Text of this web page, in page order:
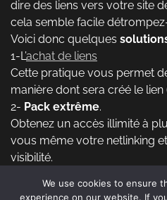
dire des liens vers votre site
cela semble facile
Voici donc quelques
1-L’achat de liens
Cette pratique vous permet
manière dont sera créé le
2- Pack extrême.
Obtenez un accès illimité à
vous même votre netlinking et
visibilité.
We use cookies to ensure
experience on our website. If